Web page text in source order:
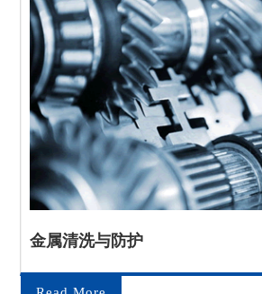
金属清洗与防护